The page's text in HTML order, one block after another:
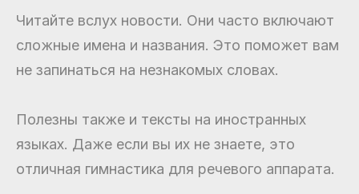
Читайте вслух новости. Они часто включают
сложные имена и названия. Это поможет вам
не запинаться на незнакомых словах.
Полезны также и тексты на иностранных
языках. Даже если вы их не знаете, это
отличная гимнастика для речевого аппарата.